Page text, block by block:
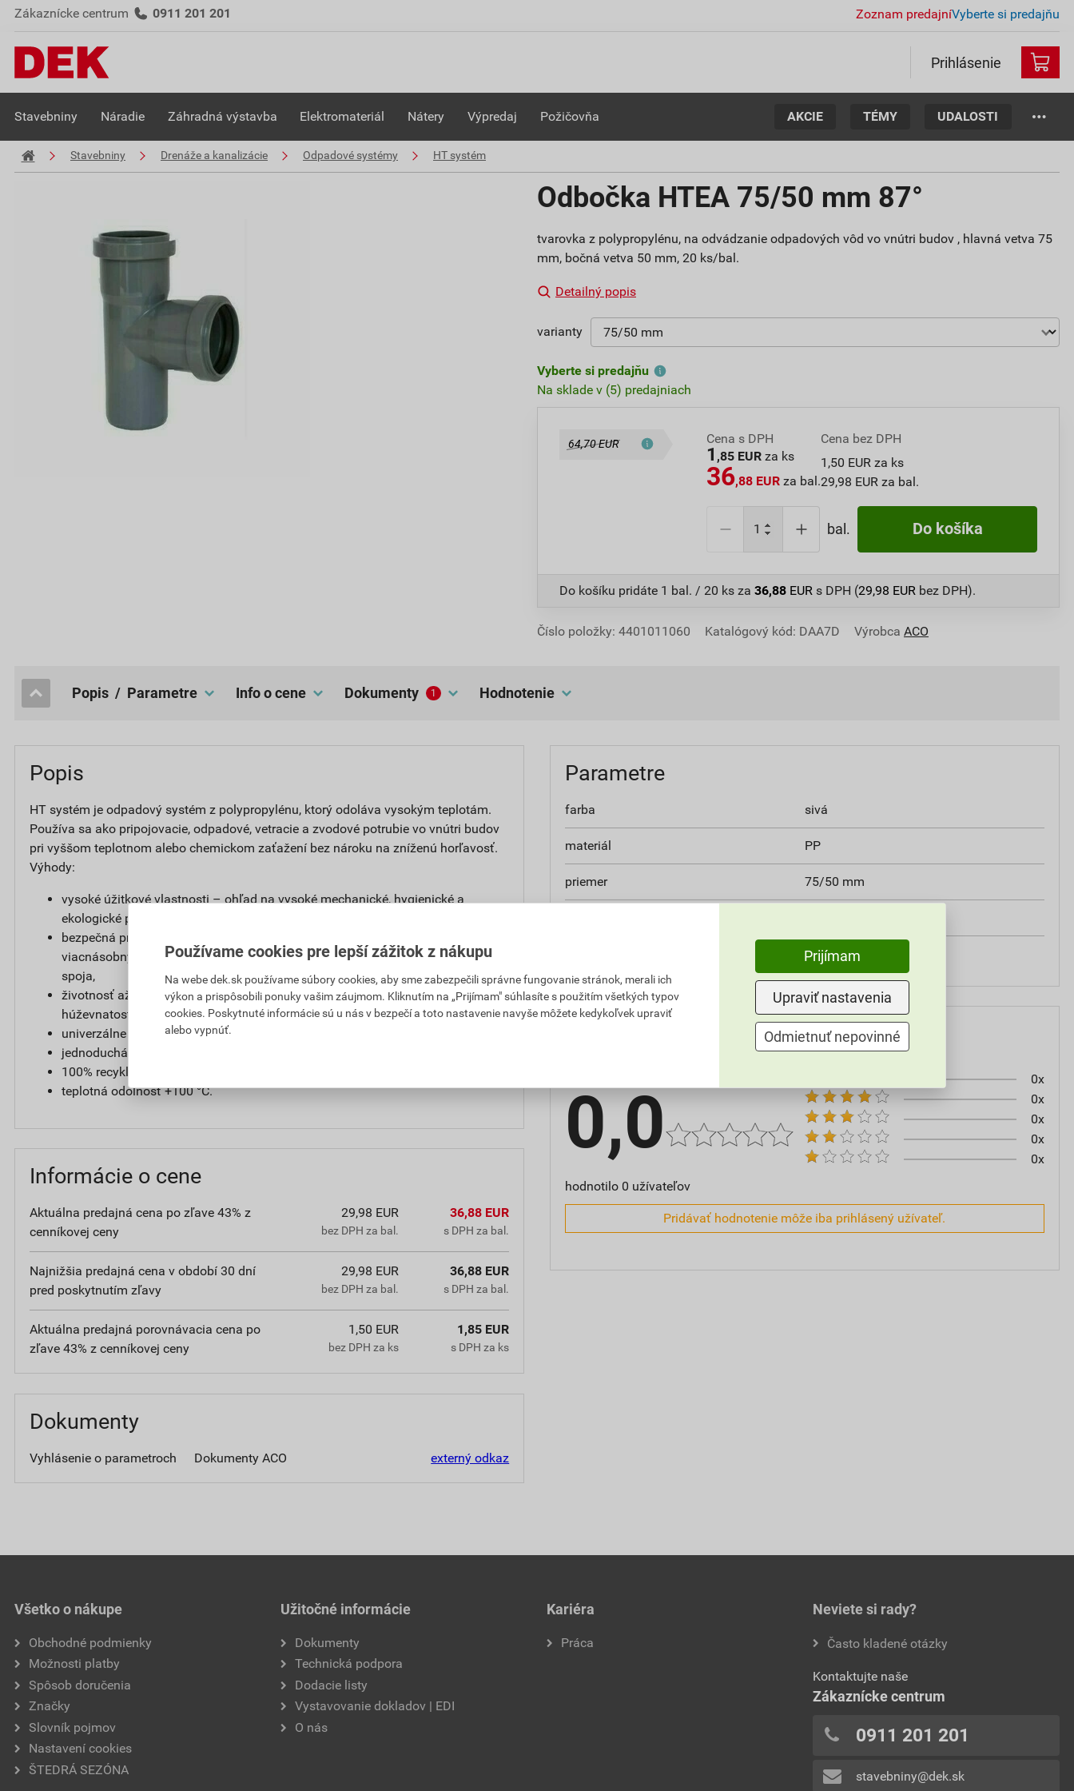
Zákaznícke centrum 0911 201 201 Zoznam predajníVyberte si predajňu
Prihlásenie
Stavebniny Náradie Záhradná výstavba Elektromateriál Nátery Výpredaj Požičovňa AKCIE TÉMY UDALOSTI
Stavebniny Drenáže a kanalizácie Odpadové systémy HT systém
Odbočka HTEA 75/50 mm 87°
tvarovka z polypropylénu, na odvádzanie odpadových vôd vo vnútri budov , hlavná vetva 75
mm, bočná vetva 50 mm, 20 ks/bal.
Detailný popis
varianty
Vyberte si predajňu
Na sklade v (5) predajniach
64,70 EUR Cena s DPH
1 ,85 EUR za ks
36,88 EUR za bal.
Cena bez DPH
1,50 EUR za ks
29,98 EUR za bal.
bal. Do košíka
Do košíku pridáte 1 bal. / 20 ks za 36,88 EUR s DPH (29,98 EUR bez DPH).
Číslo položky: 4401011060 Katalógový kód: DAA7D Výrobca ACO
popis / Parametre Info o cene dokumenty 1 hodnotenie
Popis
HT systém je odpadový systém z polypropylénu, ktorý odoláva vysokým teplotám.
Používa sa ako pripojovacie, odpadové, vetracie a zvodové potrubie vo vnútri budov
pri vyššom teplotnom alebo chemickom zaťažení bez nároku na zníženú horľavosť.
Výhody:
vysoké úžitkové vlastnosti – ohľad na vysoké mechanické, hygienické a
ekologické požiadavky,
bezpečná prevádzka, nízke riziko zanášania – hrdlový spoj je tesnený
viacnásobným tesniacim elementom, ktorý zaisťuje aj dlhodobú pružnosť
spoja,
životnosť až 100 rokov – vyrábaný z polypropylénu, ktorý má vysokú
húževnatosť, dlhodobú teplotnú aj chemickú stabilitu,
univerzálne použitie,
jednoduchá montáž,
100% recyklovateľnosť,
teplotná odolnosť +100 °C.
Informácie o cene
Aktuálna predajná cena po zľave 43% z
cenníkovej ceny
29,98 EUR
bez DPH za bal.
36,88 EUR
s DPH za bal.
Najnižšia predajná cena v období 30 dní
pred poskytnutím zľavy
29,98 EUR
bez DPH za bal.
36,88 EUR
s DPH za bal.
Aktuálna predajná porovnávacia cena po
zľave 43% z cenníkovej ceny
1,50 EUR
bez DPH za ks
1,85 EUR
s DPH za ks
Dokumenty
Vyhlásenie o parametroch Dokumenty ACO externý odkaz
Parametre
farba sivá
materiál PP
priemer 75/50 mm
20 ks
0,0
hodnotilo 0 užívateľov
0x
0x
0x
0x
0x
Pridávať hodnotenie môže iba prihlásený užívateľ.
Všetko o nákupe
Obchodné podmienky
Možnosti platby
Spôsob doručenia
Značky
Slovník pojmov
Nastavení cookies
ŠTEDRÁ SEZÓNA
Užitočné informácie
Dokumenty
Technická podpora
Dodacie listy
Vystavovanie dokladov | EDI
O nás
Kariéra
Práca
Neviete si rady?
Často kladené otázky
Kontaktujte naše
Zákaznícke centrum
0911 201 201
stavebniny@dek.sk
Používame cookies pre lepší zážitok z nákupu
Na webe dek.sk používame súbory cookies, aby sme zabezpečili správne fungovanie stránok, merali ich
výkon a prispôsobili ponuky vašim záujmom. Kliknutím na „Prijímam" súhlasíte s použitím všetkých typov
cookies. Poskytnuté informácie sú u nás v bezpečí a toto nastavenie navyše môžete kedykoľvek upraviť
alebo vypnúť.
Prijímam
Upraviť nastavenia
Odmietnuť nepovinné